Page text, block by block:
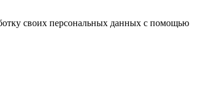
своих персональных данных с помощью